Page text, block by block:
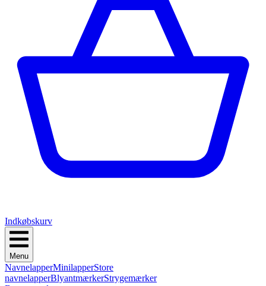
Indkøbskurv
Menu
NavnelapperMinilapperStore
navnelapperBlyantmærkerStrygemærker